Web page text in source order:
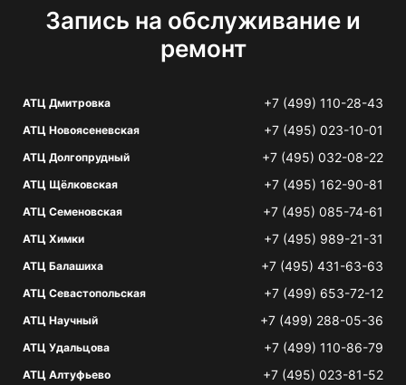
Запись на обслуживание и
ремонт
АТЦ Дмитровка +7 (499) 110-28-43
АТЦ Новоясеневская +7 (495) 023-10-01
АТЦ Долгопрудный +7 (495) 032-08-22
АТЦ Щёлковская +7 (495) 162-90-81
АТЦ Семеновская +7 (495) 085-74-61
АТЦ Химки +7 (495) 989-21-31
АТЦ Балашиха +7 (495) 431-63-63
АТЦ Севастопольская +7 (499) 653-72-12
АТЦ Научный +7 (499) 288-05-36
АТЦ Удальцова +7 (499) 110-86-79
АТЦ Алтуфьево +7 (495) 023-81-52